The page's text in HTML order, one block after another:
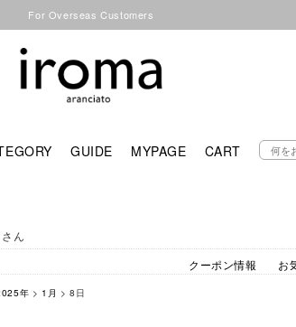
For Overseas Customers
GUIDE MYPAGE CART
ん
クーポン情報
お
年 > 1月 > 8日